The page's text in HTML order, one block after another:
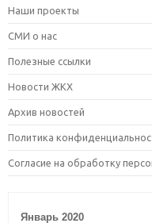
Наши проекты
СМИ о нас
Полезные ссылки
Новости ЖКХ
Архив новостей
Политика
Согласие на обработку
Январь 2020